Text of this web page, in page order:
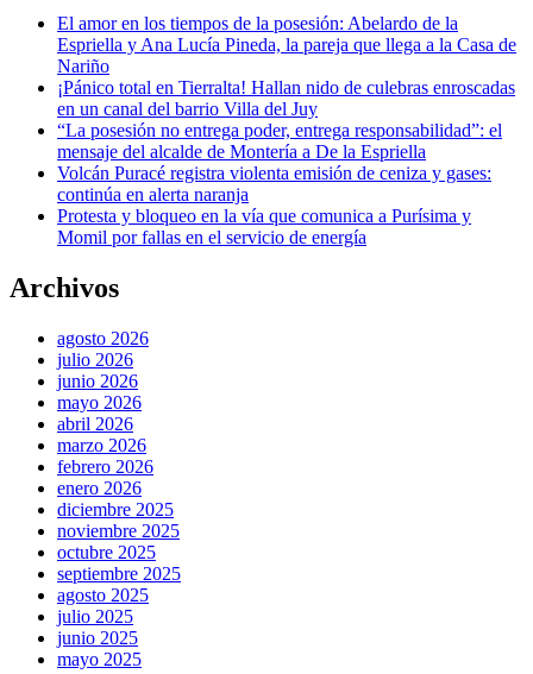
El amor en los tiempos de la posesión: Abelardo de la
Espriella y Ana Lucía Pineda, la pareja que llega a la Casa de
Nariño
¡Pánico total en Tierralta! Hallan nido de culebras enroscadas
en un canal del barrio Villa del Juy
“La posesión no entrega poder, entrega responsabilidad”: el
mensaje del alcalde de Montería a De la Espriella
Volcán Puracé registra violenta emisión de ceniza y gases:
continúa en alerta naranja
Protesta y bloqueo en la vía que comunica a Purísima y
Momil por fallas en el servicio de energía
Archivos
agosto 2026
julio 2026
junio 2026
mayo 2026
abril 2026
marzo 2026
febrero 2026
enero 2026
diciembre 2025
noviembre 2025
octubre 2025
septiembre 2025
agosto 2025
julio 2025
junio 2025
mayo 2025